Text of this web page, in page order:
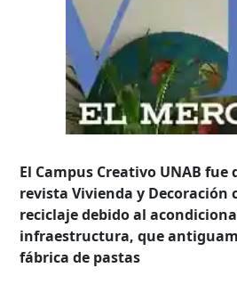
El Campus Creativo UNAB fue
revista Vivienda y Decoración
reciclaje debido al
infraestructura, que
fábrica de pastas